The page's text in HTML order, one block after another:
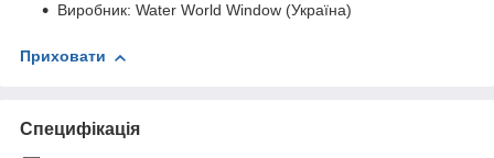
Виробник: Water World Window (Україна)
Приховати
Специфікація